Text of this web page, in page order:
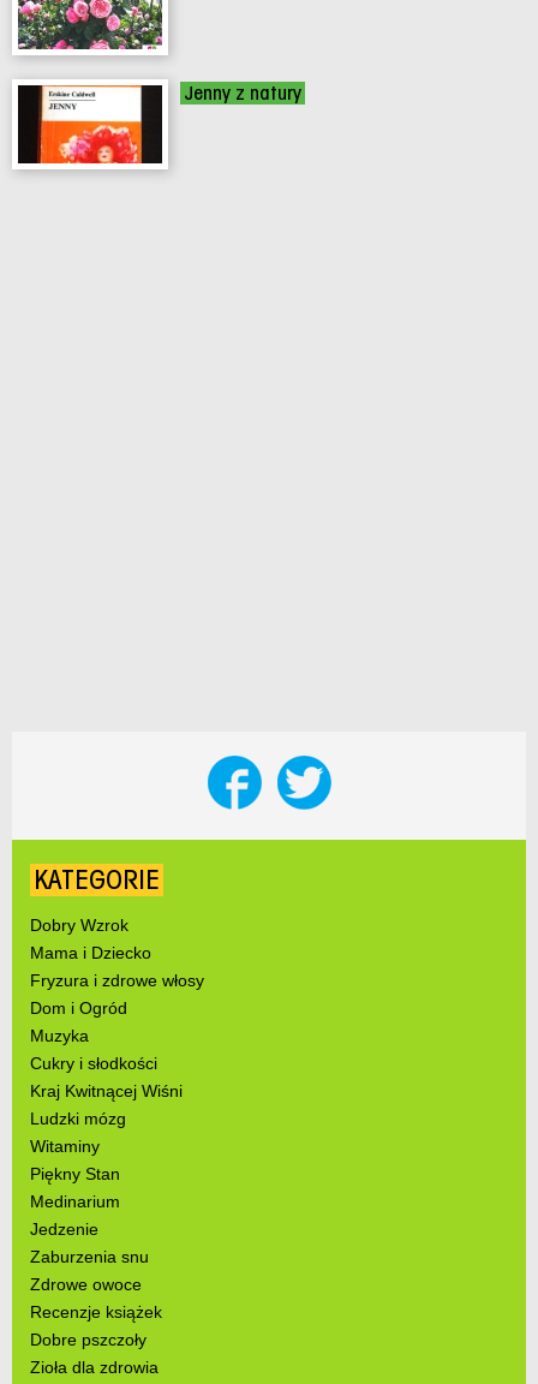
Jenny z natury
KATEGORIE
Dobry Wzrok
Mama i Dziecko
Fryzura i zdrowe włosy
Dom i Ogród
Muzyka
Cukry i słodkości
Kraj Kwitnącej Wiśni
Ludzki mózg
Witaminy
Piękny Stan
Medinarium
Jedzenie
Zaburzenia snu
Zdrowe owoce
Recenzje książek
Dobre pszczoły
Zioła dla zdrowia